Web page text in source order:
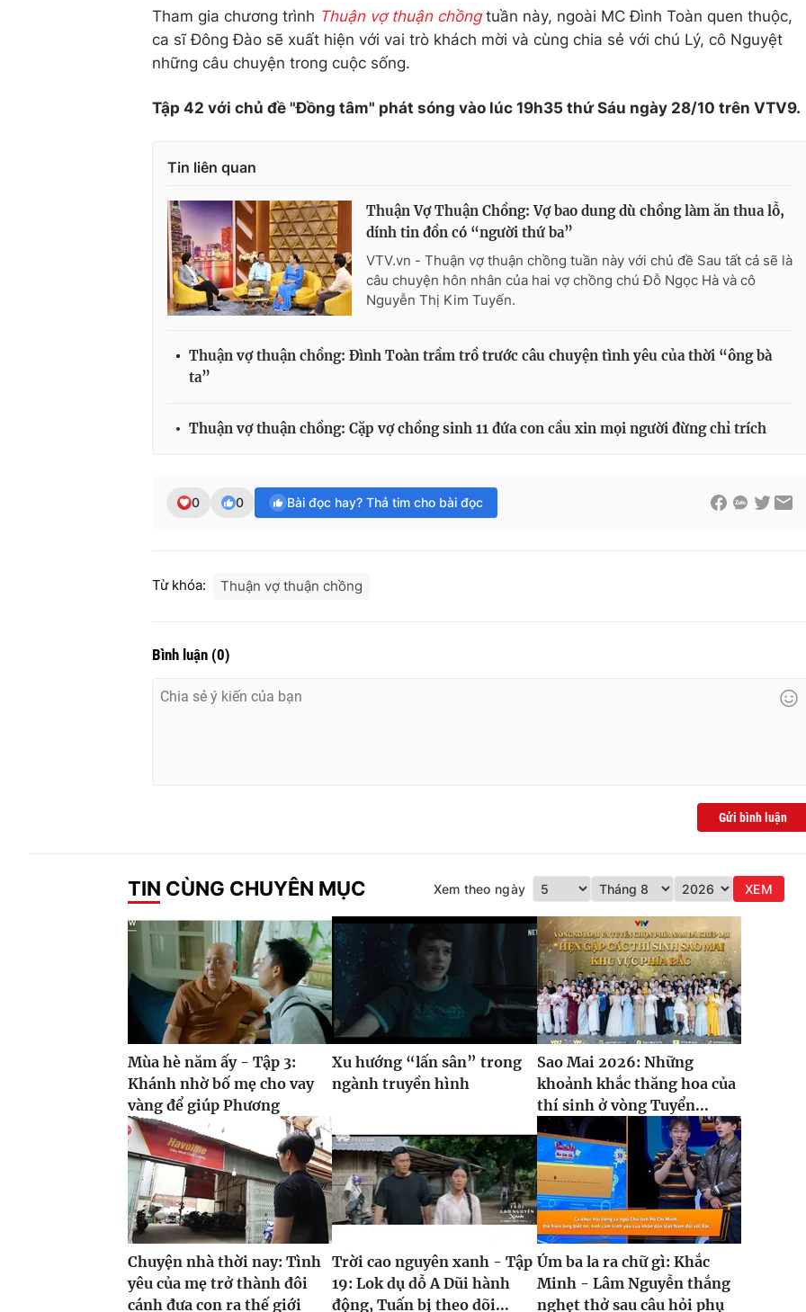
Tham gia chương trình Thuận vợ thuận chồngtuần này, ngoài MC Đình Toàn quen thuộc,
ca sĩ Đông Đào sẽ xuất hiện với vai trò khách mời và cùng chia sẻ với chú Lý, cô Nguyệt
những câu chuyện trong cuộc sống.
Tập 42 với chủ đề "Đồng tâm" phát sóng vào lúc 19h35 thứ Sáu ngày 28/10 trên VTV9.
Tin liên quan
Thuận Vợ Thuận Chồng: Vợ bao dung dù chồng làm ăn thua lỗ,
dính tin đồn có “người thứ ba”
VTV.vn - Thuận vợ thuận chồng tuần này với chủ đề Sau tất cả sẽ là
câu chuyện hôn nhân của hai vợ chồng chú Đỗ Ngọc Hà và cô
Nguyễn Thị Kim Tuyến.
Thuận vợ thuận chồng: Đình Toàn trầm trồ trước câu chuyện tình yêu của thời “ông bà
ta”
Thuận vợ thuận chồng: Cặp vợ chồng sinh 11 đứa con cầu xin mọi người đừng chỉ trích
0 0 Bài đọc hay? Thả tim cho bài đọc
Từ khóa: Thuận vợ thuận chồng
Bình luận (0)
Gửi bình luận
TIN CÙNG CHUYÊN MỤC Xem theo ngày XEM
Mùa hè năm ấy - Tập 3:
Khánh nhờ bố mẹ cho vay
vàng để giúp Phương
Xu hướng “lấn sân” trong
ngành truyền hình
Sao Mai 2026: Những
khoảnh khắc thăng hoa của
thí sinh ở vòng Tuyển...
Chuyện nhà thời nay: Tình
yêu của mẹ trở thành đôi
cánh đưa con ra thế giới
Trời cao nguyên xanh - Tập
19: Lok dụ dỗ A Dũi hành
động, Tuấn bị theo dõi...
Úm ba la ra chữ gì: Khắc
Minh - Lâm Nguyễn thắng
nghẹt thở sau câu hỏi phụ